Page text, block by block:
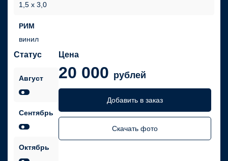
1,5 х 3,0
РИМ
винил
Статус
Август
Сентябрь
Октябрь
Цена
20 000 рублей
Добавить в заказ
Скачать фото